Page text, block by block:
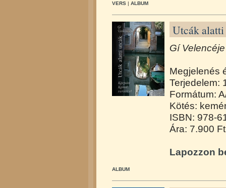
VERS | ALBUM
Utcák
Gí
Megjelenés
Terjedelem:
Formátum:
Kötés:
ISBN: 978-
Ára: 7.900 Ft
Lapozzon
ALBUM